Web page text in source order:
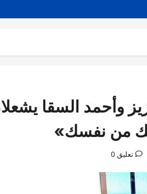
وأحمد السقا
من نفسك»
تعليق 0